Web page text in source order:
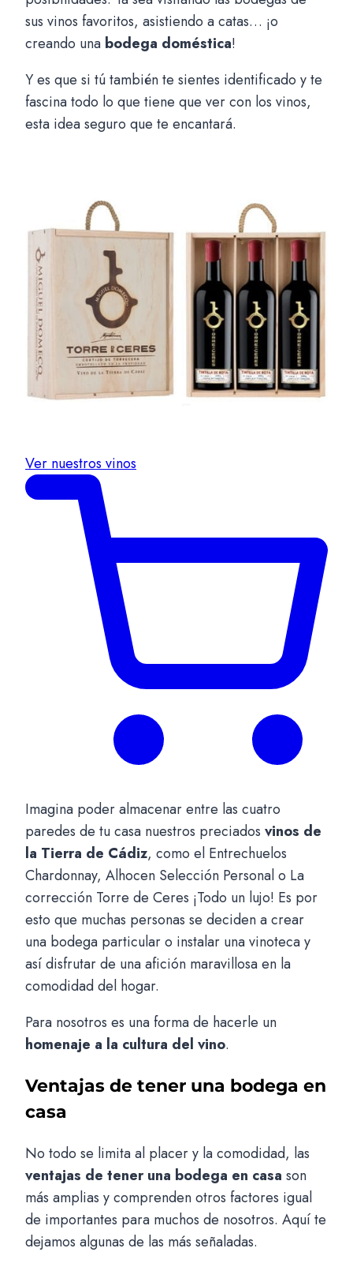
sus vinos favoritos, asistiendo a catas… ¡o
creando una bodega doméstica!
Y es que si tú también te sientes identificado y te
fascina todo lo que tiene que ver con los vinos,
esta idea seguro que te encantará.
Ver nuestros vinos
Imagina poder almacenar entre las cuatro
paredes de tu casa nuestros preciados vinos de
la Tierra de Cádiz, como el Entrechuelos
Chardonnay, Alhocen Selección Personal o La
corrección Torre de Ceres ¡Todo un lujo! Es por
esto que muchas personas se deciden a crear
una bodega particular o instalar una vinoteca y
así disfrutar de una afición maravillosa en la
comodidad del hogar.
Para nosotros es una forma de hacerle un
homenaje a la cultura del vino.
Ventajas de tener una bodega en
casa
No todo se limita al placer y la comodidad, las
ventajas de tener una bodega en casa son
más amplias y comprenden otros factores igual
de importantes para muchos de nosotros. Aquí te
dejamos algunas de las más señaladas.